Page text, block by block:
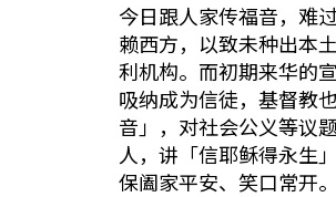
今日跟人家传福音，难
赖西方，以致未种出本
利机构。而初期来华的
吸纳成为信徒，基督教
音」，对社会公义等议
人，讲「信耶稣得永生
保阖家平安、笑口常开。